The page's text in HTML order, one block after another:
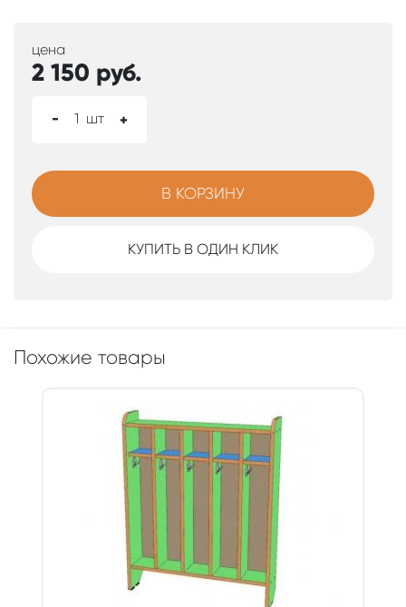
цена
2 150 руб.
- 1 шт +
В КОРЗИНУ
КУПИТЬ В ОДИН КЛИК
Похожие товары